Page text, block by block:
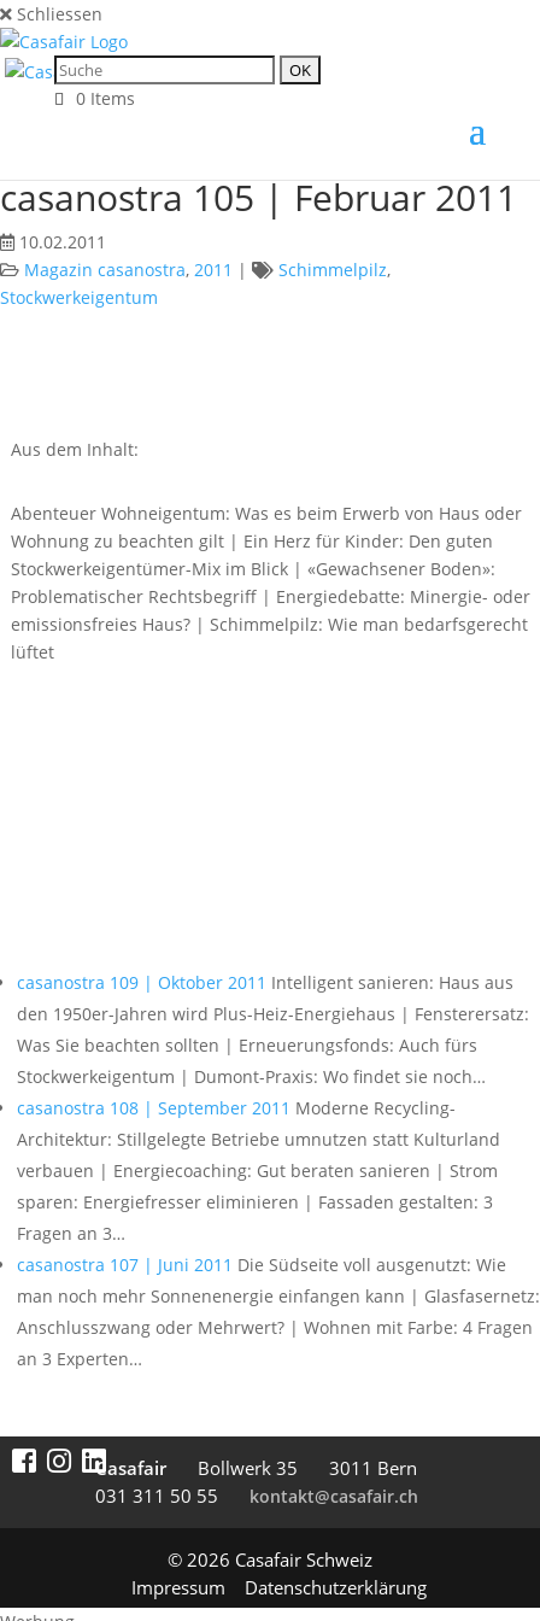
Schliessen
0 Items
casanostra 105 | Februar 2011
10.02.2011
Magazin casanostra, 2011 | Schimmelpilz,
Stockwerkeigentum
Aus dem Inhalt:
Abenteuer Wohneigentum: Was es beim Erwerb von Haus oder
Wohnung zu beachten gilt | Ein Herz für Kinder: Den guten
Stockwerkeigentümer-Mix im Blick | «Gewachsener Boden»:
Problematischer Rechtsbegriff | Energiedebatte: Minergie- oder
emissionsfreies Haus? | Schimmelpilz: Wie man bedarfsgerecht
lüftet
casanostra 109 | Oktober 2011 Intelligent sanieren: Haus aus
den 1950er-Jahren wird Plus-Heiz-Energiehaus | Fensterersatz:
Was Sie beachten sollten | Erneuerungsfonds: Auch fürs
Stockwerkeigentum | Dumont-Praxis: Wo findet sie noch…
casanostra 108 | September 2011 Moderne Recycling-
Architektur: Stillgelegte Betriebe umnutzen statt Kulturland
verbauen | Energiecoaching: Gut beraten sanieren | Strom
sparen: Energiefresser eliminieren | Fassaden gestalten: 3
Fragen an 3…
casanostra 107 | Juni 2011 Die Südseite voll ausgenutzt: Wie
man noch mehr Sonnenenergie einfangen kann | Glasfasernetz:
Anschlusszwang oder Mehrwert? | Wohnen mit Farbe: 4 Fragen
an 3 Experten…
Casafair Boll­werk 35
3011 Bern
031 311 50 55
kontakt@casafair.ch
© 2026 Casafair Schweiz
Impressum
Datenschutzerklärung